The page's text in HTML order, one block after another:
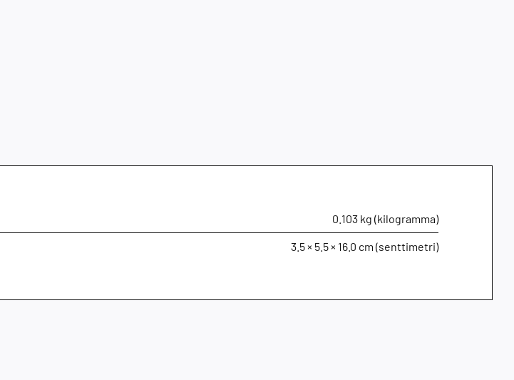
0.103 kg (kilogramma)
3.5 × 5.5 × 16.0 cm (senttimetri)